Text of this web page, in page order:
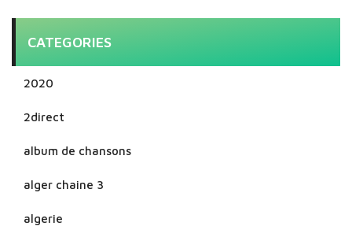
CATEGORIES
2020
2direct
album de chansons
alger chaine 3
algerie